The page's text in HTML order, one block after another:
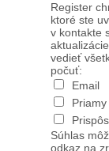
Register
ktoré ste
v kontakte
vedieť
počuť:
Email
Súhlas
odkaz na